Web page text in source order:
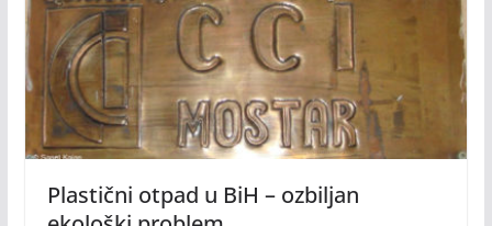
Plastični otpad u BiH – ozbiljan